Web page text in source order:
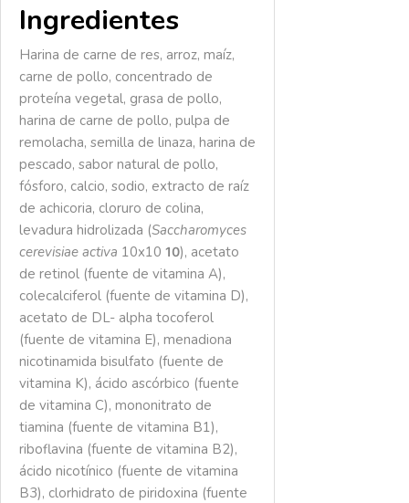
Ingredientes
Harina de carne de res, arroz, maíz,
carne de pollo, concentrado de
proteína vegetal, grasa de pollo,
harina de carne de pollo, pulpa de
remolacha, semilla de linaza, harina de
pescado, sabor natural de pollo,
fósforo, calcio, sodio, extracto de raíz
de achicoria, cloruro de colina,
levadura hidrolizada (Saccharomyces
cerevisiae activa 10x10 10), acetato
de retinol (fuente de vitamina A),
colecalciferol (fuente de vitamina D),
acetato de DL- alpha tocoferol
(fuente de vitamina E), menadiona
nicotinamida bisulfato (fuente de
vitamina K), ácido ascórbico (fuente
de vitamina C), mononitrato de
tiamina (fuente de vitamina B1),
riboflavina (fuente de vitamina B2),
ácido nicotínico (fuente de vitamina
B3), clorhidrato de piridoxina (fuente